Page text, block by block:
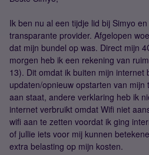
Ik ben nu al een tijdje lid bij Simyo
transparante provider. Afgelopen
dat mijn bundel op was. Direct mijn
morgen heb ik een rekening van
13). Dit omdat ik buiten mijn
updaten/opnieuw opstarten van
aan staat, andere verklaring heb ik
internet verbruikt omdat Wifi niet
wifi aan te zetten voordat ik ging
of jullie iets voor mij kunnen
extra belasting op mijn kosten.